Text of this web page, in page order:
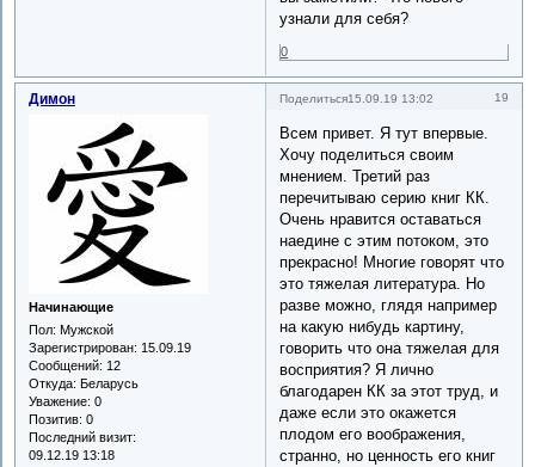
узнали для себя?
0
Поделиться 19
15.09.19 13:02
Димон
Начинающие
Пол: Мужской
Зарегистрирован: 15.09.19
Сообщений: 12
Откуда: Беларусь
Уважение: 0
Позитив: 0
Последний визит:
09.12.19 13:18
Всем привет. Я тут впервые.
Хочу поделиться своим
мнением. Третий раз
перечитываю серию книг КК.
Очень нравится оставаться
наедине с этим потоком, это
прекрасно! Многие говорят что
это тяжелая литература. Но
разве можно, глядя например
на какую нибудь картину,
говорить что она тяжелая для
восприятия? Я лично
благодарен КК за этот труд, и
даже если это окажется
плодом его воображения,
странно, но ценность его книг